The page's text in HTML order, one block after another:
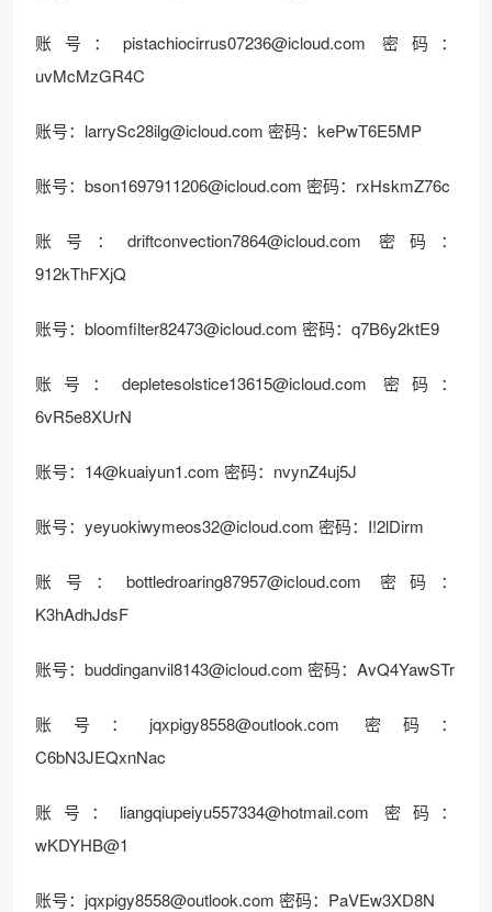
账号： pistachiocirrus07236@icloud.com 密码：
uvMcMzGR4C
账号： larrySc28ilg@icloud.com 密码：kePwT6E5MP
账号： bson1697911206@icloud.com 密码：rxHskmZ76c
账号： driftconvection7864@icloud.com 密码：
912kThFXjQ
账号： bloomfilter82473@icloud.com 密码：q7B6y2ktE9
账号： depletesolstice13615@icloud.com 密码：
6vR5e8XUrN
账号： 14@kuaiyun1.com 密码：nvynZ4uj5J
账号： yeyuokiwymeos32@icloud.com 密码：I!2lDirm
账号： bottledroaring87957@icloud.com 密码：
K3hAdhJdsF
账号： buddinganvil8143@icloud.com 密码：AvQ4YawSTr
账号： jqxpigy8558@outlook.com 密码：
C6bN3JEQxnNac
账号： liangqiupeiyu557334@hotmail.com 密码：
wKDYHB@1
账号： jqxpigy8558@outlook.com 密码：PaVEw3XD8N